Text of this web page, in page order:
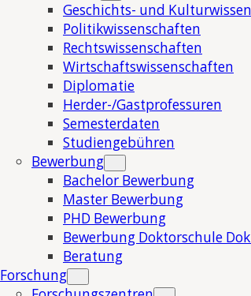
Geschichts- und
Politikwissenschaften
Rechtswissenschaften
Wirtschaftswissenschaften
Diplomatie
Herder-/Gastprofessuren
Semesterdaten
Studiengebühren
Bewerbung
Bachelor Bewerbung
Master Bewerbung
PHD Bewerbung
Bewerbung Doktorschule
Beratung
Forschung